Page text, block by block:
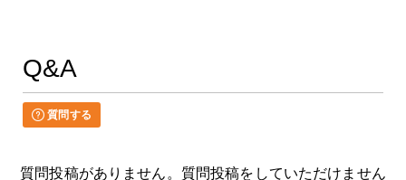
Q&A
質問する
質問投稿がありません。質問投稿をしていただけません